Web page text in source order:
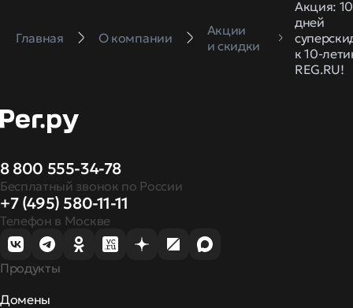
Главная О компании
Акции
и скидки
Акция: 10
дней
к 10-
REG.RU!
8 800 555-34-78
Бесплатный звонок по России
+7 (495) 580-11-11
Телефон в Москве
Продукты
Домены